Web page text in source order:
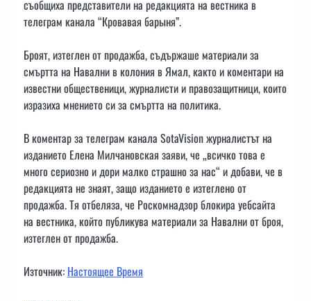
съобщиха представители на редакцията на вестника в
телеграм канала “Кровавая барыня”.
Броят, изтеглен от продажба, съдържаше материали за
смъртта на Навални в колония в Ямал, както и коментари на
известни общественици, журналисти и правозащитници, които
изразиха мнението си за смъртта на политика.
В коментар за телеграм канала SotaVision журналистът на
изданието Елена Милчановская заяви, че „всичко това е
много сериозно и дори малко страшно за нас“ и добави, че в
редакцията не знаят, защо изданието е изтеглено от
продажба. Тя отбеляза, че Роскомнадзор блокира уебсайта
на вестника, който публикува материали за Навални от броя,
изтеглен от продажба.
Източник: Настоящее Время